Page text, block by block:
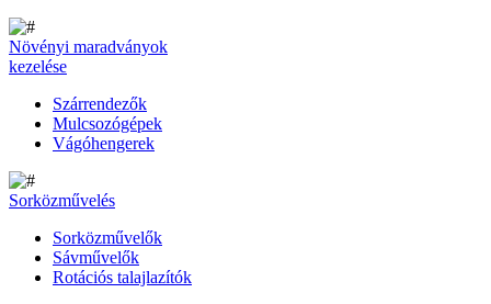
Növényi maradványok
kezelése
Szárrendezők
Mulcsozógépek
Vágóhengerek
Sorközművelés
Sorközművelők
Sávművelők
Rotációs talajlazítók